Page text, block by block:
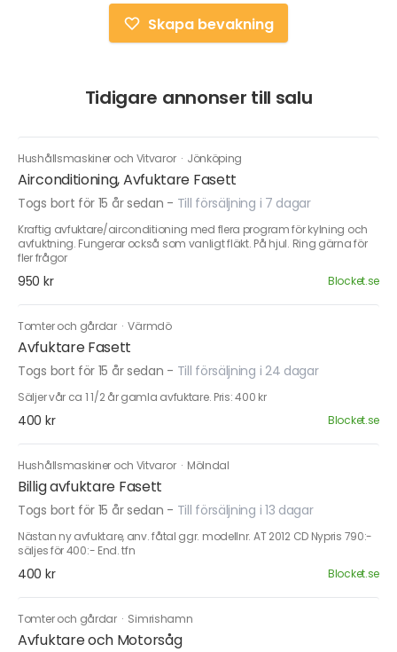
Skapa bevakning
Tidigare annonser till salu
Hushållsmaskiner och Vitvaror · Jönköping
Airconditioning, Avfuktare Fasett
Togs bort för 15 år sedan - Till försäljning i 7 dagar
Kraftig avfuktare/airconditioning med flera program för kylning och
avfuktning. Fungerar också som vanligt fläkt. På hjul. Ring gärna för
fler frågor
950 kr Blocket.se
Tomter och gårdar ·Värmdö
Avfuktare Fasett
Togs bort för 15 år sedan - Till försäljning i 24 dagar
Säljer vår ca 1 1/2 år gamla avfuktare. Pris: 400 kr
400 kr Blocket.se
Hushållsmaskiner och Vitvaror · Mölndal
Billig avfuktare Fasett
Togs bort för 15 år sedan - Till försäljning i 13 dagar
Nästan ny avfuktare, anv. fåtal ggr. modellnr. AT 2012 CD Nypris 790:-
säljes för 400:- End. tfn
400 kr Blocket.se
Tomter och gårdar · Simrishamn
Avfuktare och Motorsåg